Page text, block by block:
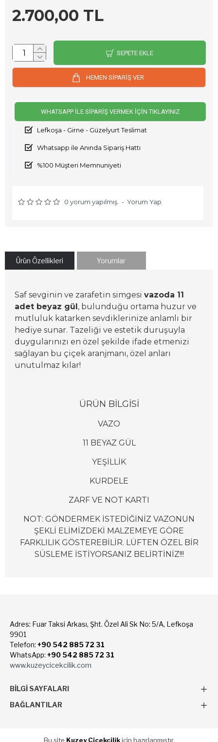
0 yorum yapılmış. - Yorum Yap
2.700,00 TL
SEPETE EKLE
HEMEN SİPARİŞ VER
WHATSAPP İLE SIPARIŞ VERMEK İÇIN TIKLAYINIZ
Lefkoşa - Girne - Güzelyurt Teslimat
Whatsapp ile Anında Sipariş Hattı
%100 Müşteri Memnuniyeti
Ürün Özellikleri Yorumlar
Saf sevginin ve zarafetin simgesi vazoda 11
adet beyaz gül, bulunduğu ortama huzur ve
mutluluk katarken sevdiklerinize anlamlı bir
hediye sunar. Tazeliği ve estetik duruşuyla
duygularınızı en özel şekilde ifade etmenizi
sağlayan bu çiçek aranjmanı, özel anları
unutulmaz kılar!
ÜRÜN BİLGİSİ
VAZO
11 BEYAZ GÜL
YEŞİLLİK
KURDELE
ZARF VE NOT KARTI
NOT: GÖNDERMEK İSTEDİĞİNİZ VAZONUN
ŞEKLİ ELİMİZDEKİ MALZEMEYE GÖRE
FARKLILIK GÖSTEREBİLİR. LÜFTEN ÖZEL BİR
SÜSLEME İSTİYORSANIZ BELİRTİNİZ!!!
Adres: Fuar Taksi Arkası, Şht. Özel Ali Sk No: 5/A, Lefkoşa
9901
Telefon: +90 542 885 72 31
WhatsApp: +90 542 885 72 31
www.kuzeycicekcilik.com
BILGI SAYFALARI
BAĞLANTILAR
Bu site Kuzey Çiçekçilikiçin hazırlanmıştır.